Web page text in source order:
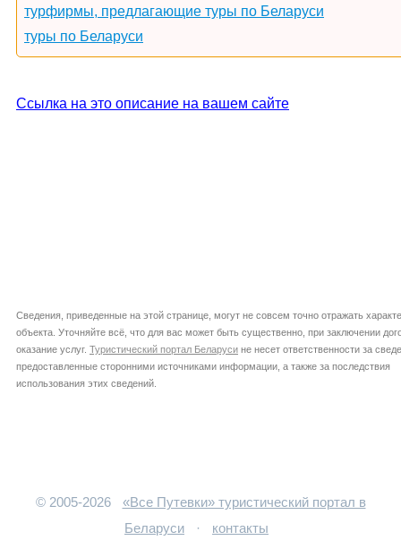
турфирмы, предлагающие туры по Беларуси
туры по Беларуси
Ссылка на это описание на вашем сайте
Сведения, приведенные на этой странице, могут не совсем точно отражать
объекта. Уточняйте всё, что для вас может быть существенно, при заключении
оказание услуг. Туристический портал Беларуси не несет ответственности за
предоставленные сторонними источниками информации, а также за последствия
использования этих сведений.
© 2005-2026
«Все Путевки» туристический портал в
Беларуси
·
контакты